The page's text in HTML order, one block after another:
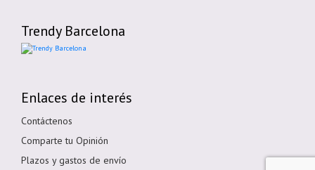
Trendy Barcelona
Enlaces de interés
Contáctenos
Comparte tu Opinión
Plazos y gastos de envío